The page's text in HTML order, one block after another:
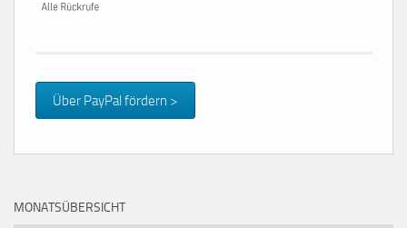
Über PayPal fördern >
MONATSÜBERSICHT